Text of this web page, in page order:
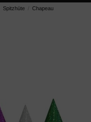
Spitzhüte Chapeau